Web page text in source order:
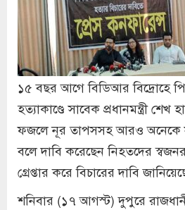
১৫ বছর আগে বিডিআর বিদ্রোহে
হত্যাকাণ্ডে সাবেক প্রধানমন্ত্রী শেখ
ফজলে নূর তাপসসহ আরও অনেকে
বলে দাবি করেছেন নিহতদের
গ্রেপ্তার করে বিচারের দাবি
শনিবার (১৭ আগস্ট) দুপুরে